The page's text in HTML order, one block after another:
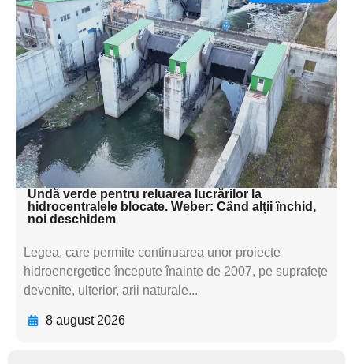
Adaugă aici textul pentru
subtitluAdaugă aici
textul pentru
subtitluAdaugă aici
textul pentru
subtitluAdaugă aici
textul pentru subti
Undă verde pentru reluarea lucrărilor la
hidrocentralele blocate. Weber: Când alții închid,
noi deschidem
Legea, care permite continuarea unor proiecte
hidroenergetice începute înainte de 2007, pe suprafețe
devenite, ulterior, arii naturale...
8 august 2026